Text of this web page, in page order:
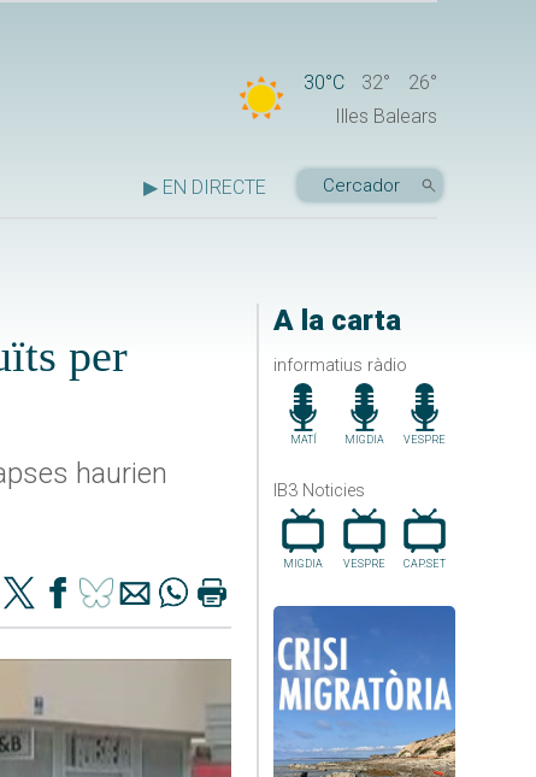
30°C 32°
26°
Illes Balears
▶ EN DIRECTE
A la carta
informatius ràdio
MATÍ MIGDIA VESPRE
IB3 Noticies
MIGDIA VESPRE CAP.SET
per
haurien